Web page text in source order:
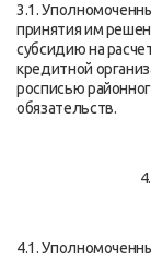
3.1.
принятия им
субсидию на
кредитной
росписью
обязательств.
4.1.